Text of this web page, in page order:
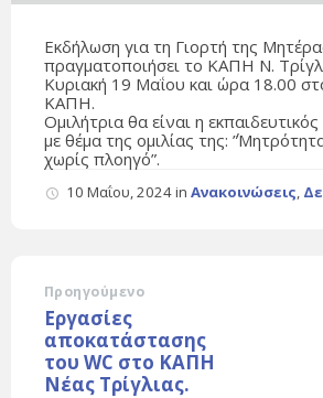
Εκδήλωση για τη Γιορτή της
πραγματοποιήσει το ΚΑΠΗ Ν.
Κυριακή 19 Μαΐου και ώρα 18.00
ΚΑΠΗ.
Ομιλήτρια θα είναι η
με θέμα της ομιλίας της:
χωρίς πλοηγό”.
10 Μαΐου, 2024in Ανακοινώσεις,
Προηγούμενο
Εργασίες
αποκατάστασης
του WC στο ΚΑΠΗ
Νέας Τρίγλιας.